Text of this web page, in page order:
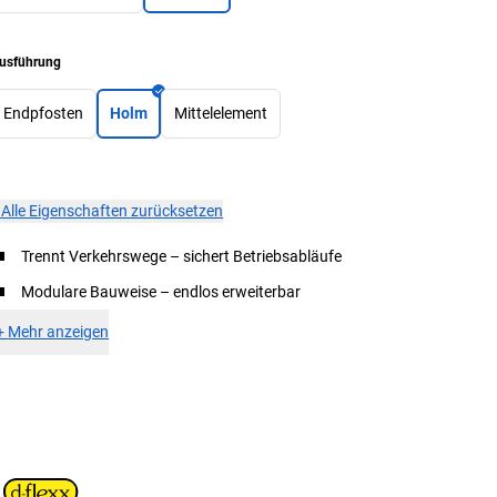
Endpfosten Holm Mittelelement
Alle Eigenschaften zurücksetzen
Trennt Verkehrswege – sichert Betriebsabläufe
Modulare Bauweise – endlos erweiterbar
Mehr anzeigen